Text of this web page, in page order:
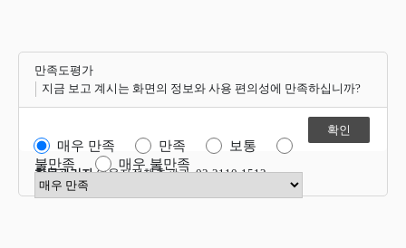
만족도평가
지금 보고 계시는 화면의 정보와 사용 편의성에 만족하십니까?
매우 만족 만족
보통
불만족
매우 불만족
만족도 점수 선택
항목관리자이용자정책총괄과 02-2110-1512